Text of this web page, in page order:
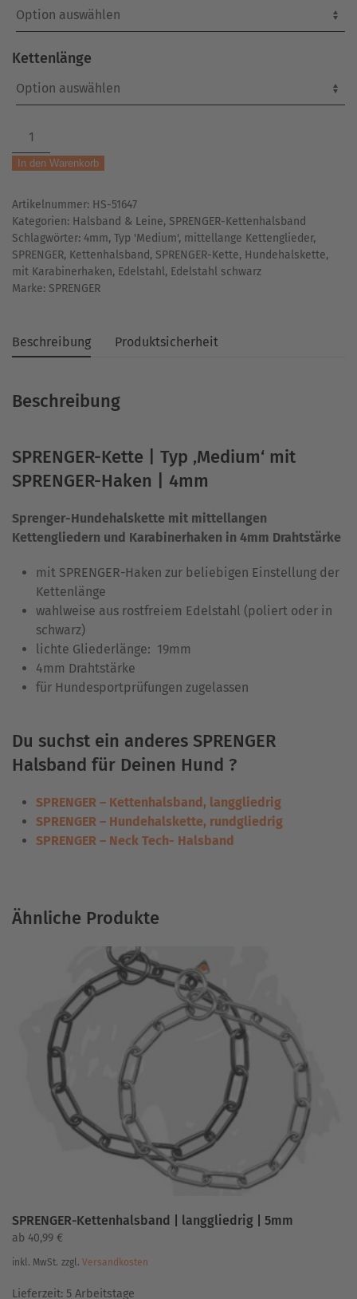
Kettenlänge
SPRENGER-
|
'Medium'
mit
Karabiner
|
4mm
In den Warenkorb
Artikelnummer: HS-51647
Kategorien: Halsband & Leine, SPRENGER-Kettenhalsband
Schlagwörter: 4mm, Typ 'Medium', mittellange Kettenglieder,
SPRENGER, Kettenhalsband, SPRENGER-Kette, Hundehalskette,
mit Karabinerhaken, Edelstahl, Edelstahl schwarz
Marke: SPRENGER
Beschreibung Produktsicherheit
Beschreibung
SPRENGER-Kette | Typ ‚Medium‘ mit
SPRENGER-Haken | 4mm
Sprenger-Hundehalskette mit mittellangen
Kettengliedern und Karabinerhaken in 4mm Drahtstärke
mit SPRENGER-Haken zur beliebigen Einstellung der
Kettenlänge
wahlweise aus rostfreiem Edelstahl (poliert oder in
schwarz)
lichte Gliederlänge: 19mm
4mm Drahtstärke
für Hundesportprüfungen zugelassen
Du suchst ein anderes SPRENGER
Halsband für Deinen Hund ?
SPRENGER – Kettenhalsband, langgliedrig
SPRENGER – Hundehalskette, rundgliedrig
SPRENGER – Neck Tech- Halsband
Ähnliche Produkte
SPRENGER-Kettenhalsband | langgliedrig | 5mm
ab 40,99 €
inkl. MwSt. zzgl. Versandkosten
Lieferzeit: 5 Arbeitstage